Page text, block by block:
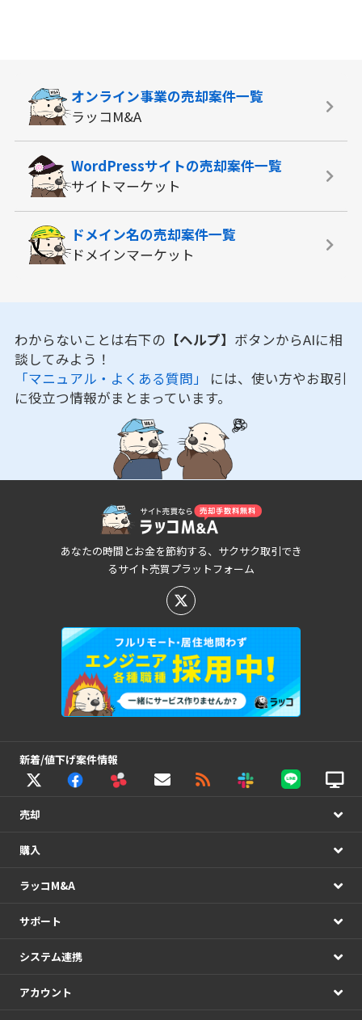
オンライン事業の売却案件一覧
ラッコM&A
WordPressサイトの売却案件一覧
サイトマーケット
ドメイン名の売却案件一覧
ドメインマーケット
わからないことは右下の 【ヘルプ】 ボタンからAIに相
談してみよう！
「マニュアル・よくある質問」 には、使い方やお取引
に役立つ情報がまとまっています。
あなたの時間とお金を節約する、サクサク取引でき
るサイト売買プラットフォーム
新着/値下げ案件情報
売却
購入
ラッコM&A
サポート
システム連携
アカウント